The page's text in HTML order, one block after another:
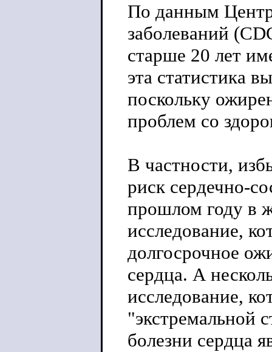
По данным
заболеваний
старше 20 лет
эта статистика
поскольку
проблем со
В частности,
риск сердечно-
прошлом году в
исследование,
долгосрочное
сердца. А
исследование,
"экстремальной
болезни сердца